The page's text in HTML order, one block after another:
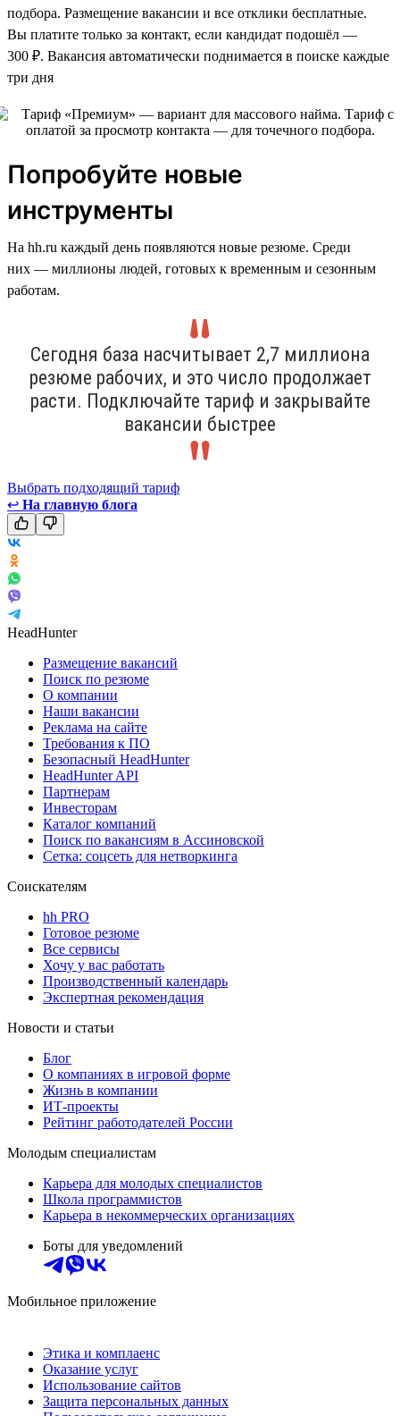
подбора. Размещение вакансии и все отклики бесплатные.
Вы платите только за контакт, если кандидат подошёл —
300 ₽. Вакансия автоматически поднимается в поиске каждые
три дня
Попробуйте новые
инструменты
На hh.ru каждый день появляются новые резюме. Среди
них — миллионы людей, готовых к временным и сезонным
работам.
Сегодня база насчитывает 2,7 миллиона
резюме рабочих, и это число продолжает
расти. Подключайте тариф и закрывайте
вакансии быстрее
Выбрать подходящий тариф
↩ На главную блога
HeadHunter
Размещение вакансий
Поиск по резюме
О компании
Наши вакансии
Реклама на сайте
Требования к ПО
Безопасный HeadHunter
HeadHunter API
Партнерам
Инвесторам
Каталог компаний
Поиск по вакансиям в Ассиновской
Сетка: соцсеть для нетворкинга
Соискателям
hh PRO
Готовое резюме
Все сервисы
Хочу у вас работать
Производственный календарь
Экспертная рекомендация
Новости и статьи
Блог
О компаниях в игровой форме
Жизнь в компании
ИТ-проекты
Рейтинг работодателей России
Молодым специалистам
Карьера для молодых специалистов
Школа программистов
Карьера в некоммерческих организациях
Боты для уведомлений
Мобильное приложение
Этика и комплаенс
Оказание услуг
Использование сайтов
Защита персональных данных